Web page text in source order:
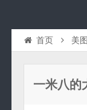
首页 美
一米八的